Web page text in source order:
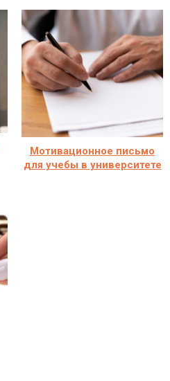
Мотивационное письмо
для учебы в университете